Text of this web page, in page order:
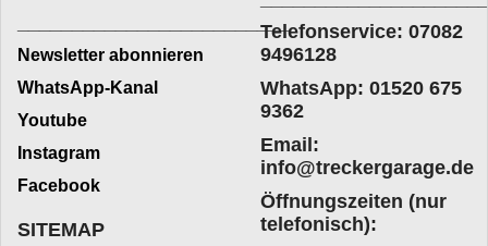
_________________________
Newsletter abonnieren
WhatsApp-Kanal
Youtube
Instagram
Facebook
Telefonservice: 07082
9496128
WhatsApp: 01520 675
9362
Email:
info@treckergarage.de
Öffnungszeiten (nur
telefonisch):
SITEMAP